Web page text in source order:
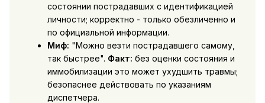
состоянии пострадавших с идентификацией
личности; корректно - только обезличенно и
по официальной информации.
Миф: "Можно везти пострадавшего самому,
так быстрее". Факт: без оценки состояния и
иммобилизации это может ухудшить травмы;
безопаснее действовать по указаниям
диспетчера.